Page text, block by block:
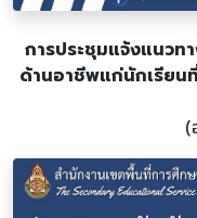
การประชุมแจ้งแนวท
ด้านอาชีพแก่นักเรียน
(